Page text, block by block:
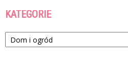
KATEGORIE
Kategorie